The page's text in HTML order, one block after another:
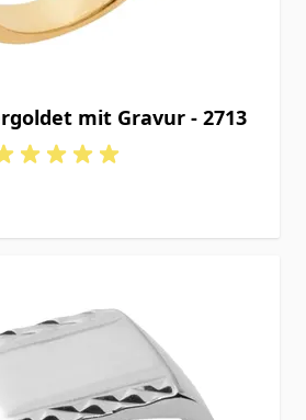
mit Gravur - 2713